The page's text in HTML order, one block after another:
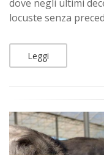
dove negli ultimi
locuste senza
Leggi